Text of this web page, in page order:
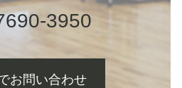
3950
お問い合わせ